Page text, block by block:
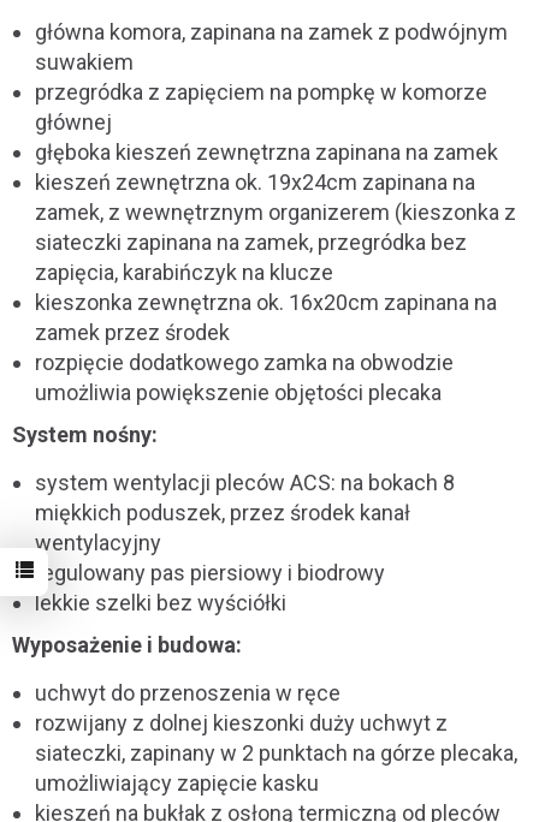
główna komora, zapinana na zamek z podwójnym
suwakiem
przegródka z zapięciem na pompkę w komorze
głównej
głęboka kieszeń zewnętrzna zapinana na zamek
kieszeń zewnętrzna ok. 19x24cm zapinana na
zamek, z wewnętrznym organizerem (kieszonka z
siateczki zapinana na zamek, przegródka bez
zapięcia, karabińczyk na klucze
kieszonka zewnętrzna ok. 16x20cm zapinana na
zamek przez środek
rozpięcie dodatkowego zamka na obwodzie
umożliwia powiększenie objętości plecaka
System nośny:
system wentylacji pleców ACS: na bokach 8
miękkich poduszek, przez środek kanał
wentylacyjny
regulowany pas piersiowy i biodrowy
lekkie szelki bez wyściółki
Wyposażenie i budowa:
uchwyt do przenoszenia w ręce
rozwijany z dolnej kieszonki duży uchwyt z
siateczki, zapinany w 2 punktach na górze plecaka,
umożliwiający zapięcie kasku
kieszeń na bukłak z osłoną termiczną od pleców